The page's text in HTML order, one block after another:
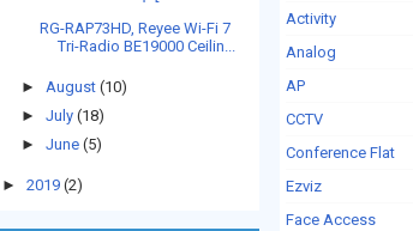
RG-RAP73HD, Reyee Wi-Fi 7
Tri-Radio BE19000 Ceilin...
► August (10)
► July (18)
► June (5)
► 2019 (2)
Activity
Analog
AP
CCTV
Conference Flat
Ezviz
Face Access